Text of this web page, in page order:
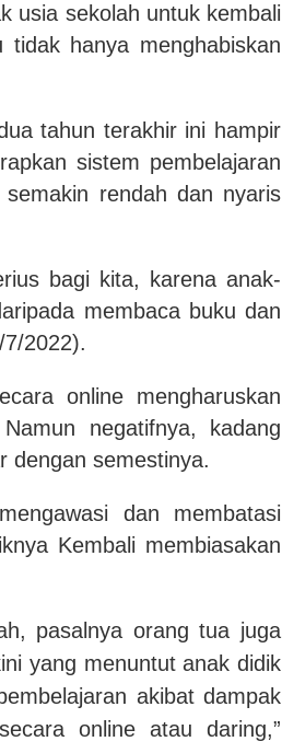
usia sekolah untuk kembali
tidak hanya menghabiskan
tahun terakhir ini hampir
sistem pembelajaran
rendah dan nyaris
bagi kita, karena anak-
membaca buku dan
2022).
online mengharuskan
negatifnya, kadang
dengan semestinya.
dan membatasi
Kembali membiasakan
pasalnya orang tua juga
yang menuntut anak didik
akibat dampak
online atau daring,”